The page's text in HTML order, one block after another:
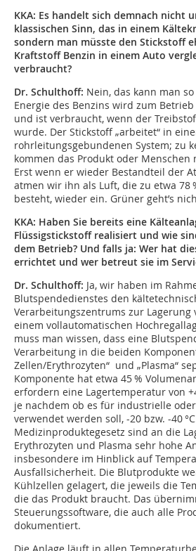
KKA: Es handelt sich demnach nicht
klassischen Sinn, das in einem
sondern man müsste den Stickstoff
Kraftstoff Benzin in einem Auto
verbraucht?
Dr. Schulthoff: Nein, das kann man
Energie des Benzins wird zum
und ist verbraucht, wenn der
wurde. Der Stickstoff „arbeitet“ in
rohrleitungsgebundenen System; zu
kommen das Produkt oder
Erst wenn er wieder Bestandteil der
atmen wir ihn als Luft, die zu etwa 78
besteht, wieder ein. Grüner geht’s
KKA: Haben Sie bereits eine
Flüssigstickstoff realisiert und wie
dem Betrieb? Und falls ja: Wer hat
errichtet und wer betreut sie im
Dr. Schulthoff: Ja, wir haben im
Blutspendedienstes den
Verarbeitungszentrums zur Lagerung
einem vollautomatischen
muss man wissen, dass eine
Verarbeitung in die beiden
Zellen/Erythrozyten“ und „Plasma“
Komponente hat etwa 45 %
erfordern eine Lagertemperatur von
je nachdem ob es für industrielle
verwendet werden soll, -20 bzw. -40
Medizinproduktegesetz sind an die
Erythrozyten und Plasma sehr hohe
insbesondere im Hinblick auf
Ausfallsicherheit. Die Blutprodukte
Kühlzellen gelagert, die jeweils die
die das Produkt braucht. Das
Steuerungssoftware, die auch alle
dokumentiert.